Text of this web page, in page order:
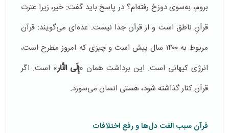
بروم، به‌سوی دوزخ رفته‌ام؟ در پاسخ باید گفت: خیر، زیرا عترت
قرآنِ ناطق است و از قرآن جدا نیست. عده‌ای می‌گویند: قرآن
مربوط به ۱۴۰۰ سال پیش است و چیزی که امروز مطرح است،
انرژی کیهانی است. این برداشت همان «إِلَى النَّار» است. اگر
قرآن کنار گذاشته شود، هستی انسان می‌سوزد.
قرآن سبب الفت دل‌ها و رفع اختلافات